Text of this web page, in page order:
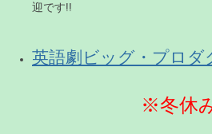
迎です!!
英語劇ビッグ・プロダ
※冬休